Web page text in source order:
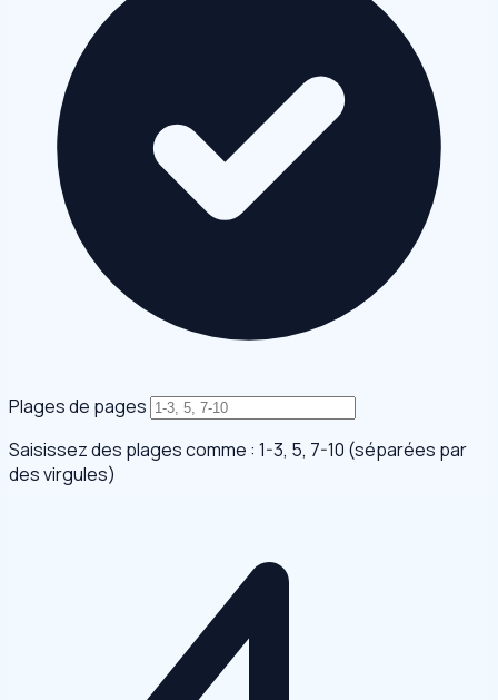
Plages de pages
Saisissez des plages comme : 1-3, 5, 7-10 (séparées par
des virgules)